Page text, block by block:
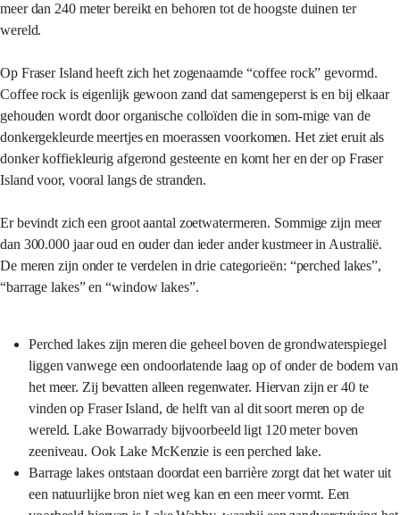
meer dan 240 meter bereikt en behoren tot de hoogste duinen ter
wereld.
Op Fraser Island heeft zich het zogenaamde “coffee rock” gevormd.
Coffee rock is eigenlijk gewoon zand dat samengeperst is en bij elkaar
gehouden wordt door organische colloïden die in som-mige van de
donkergekleurde meertjes en moerassen voorkomen. Het ziet eruit als
donker koffiekleurig afgerond gesteente en komt her en der op Fraser
Island voor, vooral langs de stranden.
Er bevindt zich een groot aantal zoetwatermeren. Sommige zijn meer
dan 300.000 jaar oud en ouder dan ieder ander kustmeer in Australië.
De meren zijn onder te verdelen in drie categorieën: “perched lakes”,
“barrage lakes” en “window lakes”.
Perched lakes zijn meren die geheel boven de grondwaterspiegel
liggen vanwege een ondoorlatende laag op of onder de bodem van
het meer. Zij bevatten alleen regenwater. Hiervan zijn er 40 te
vinden op Fraser Island, de helft van al dit soort meren op de
wereld. Lake Bowarrady bijvoorbeeld ligt 120 meter boven
zeeniveau. Ook Lake McKenzie is een perched lake.
Barrage lakes ontstaan doordat een barrière zorgt dat het water uit
een natuurlijke bron niet weg kan en een meer vormt. Een